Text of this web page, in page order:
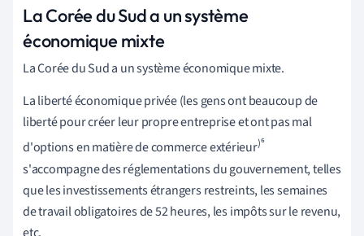
La Corée du Sud a un système
économique mixte
La Corée du Sud a un système économique mixte.
La liberté économique privée (les gens ont beaucoup de
liberté pour créer leur propre entreprise et ont pas mal
d'options en matière de commerce extérieur)⁶
s'accompagne des réglementations du gouvernement, telles
que les investissements étrangers restreints, les semaines
de travail obligatoires de 52 heures, les impôts sur le revenu,
etc.